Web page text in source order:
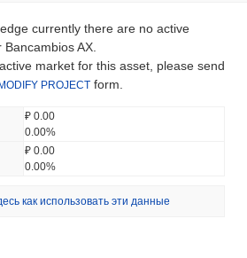
currently there are no active
AX.
market for this asset, please send
PROJECT form.
₽ 0.00
0.00%
₽ 0.00
0.00%
как использовать эти данные